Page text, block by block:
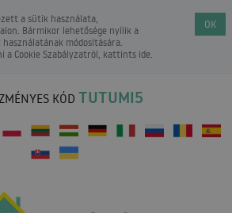
a sütik használata,
Bármikor lehetősége nyílik a
módosítására.
a Cookie Szabályzatról, kattints ide.
OK
KÓD TUTUMI5